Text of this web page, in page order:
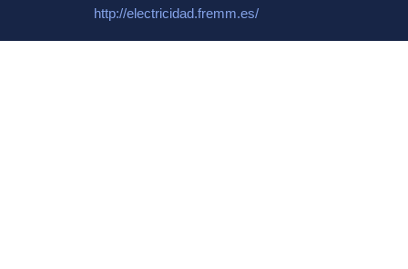
http://electricidad.fremm.es/